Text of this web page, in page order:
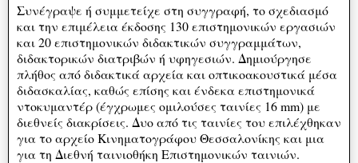
Συνέγραψε ή συμμετείχε στη συγγραφή, το σχεδιασμό
και την επιμέλεια έκδοσης 130 επιστημονικών εργασιών
και 20 επιστημονικών διδακτικών συγγραμμάτων,
διδακτορικών διατριβών ή υφηγεσιών. Δημιούργησε
πλήθος από διδακτικά αρχεία και οπτικοακουστικά μέσα
διδασκαλίας, καθώς επίσης και ένδεκα επιστημονικά
ντοκυμαντέρ (έγχρωμες ομιλούσες ταινίες 16 mm) με
διεθνείς διακρίσεις. Δυο από τις ταινίες του επιλέχθηκαν
για το αρχείο Κινηματογράφου Θεσσαλονίκης και μια
για τη Διεθνή ταινιοθήκη Επιστημονικών ταινιών.